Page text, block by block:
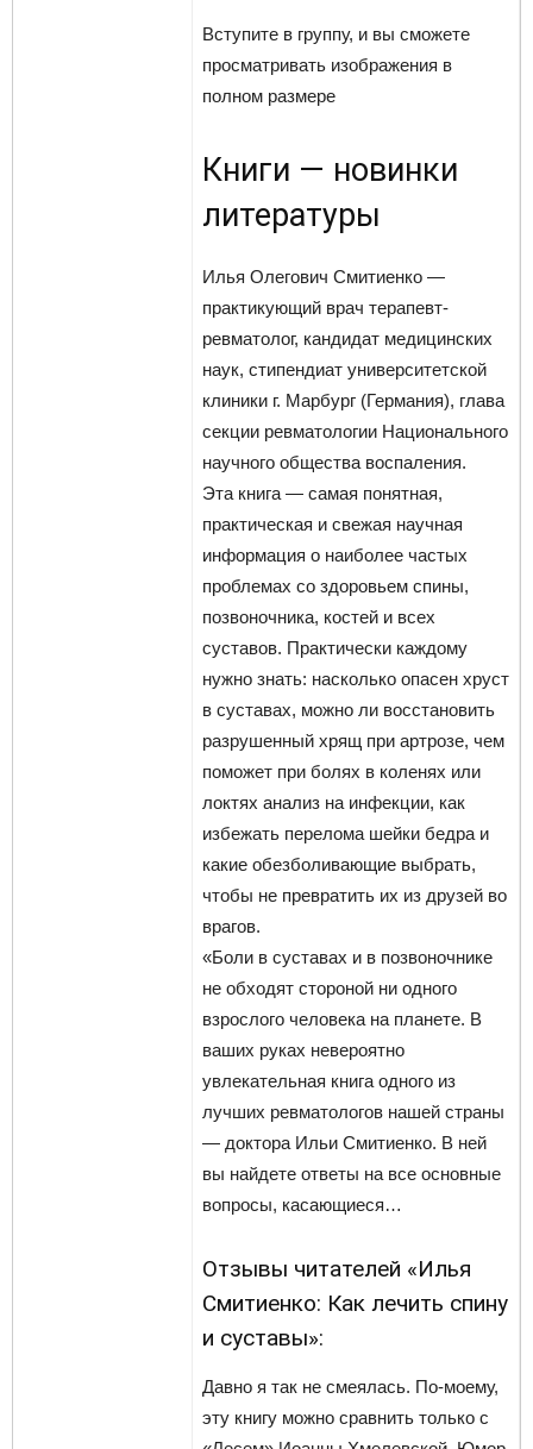
Вступите в группу, и вы сможете
просматривать изображения в
полном размере
Книги — новинки
литературы
Илья Олегович Смитиенко —
практикующий врач терапевт-
ревматолог, кандидат медицинских
наук, стипендиат университетской
клиники г. Марбург (Германия), глава
секции ревматологии Национального
научного общества воспаления.
Эта книга — самая понятная,
практическая и свежая научная
информация о наиболее частых
проблемах со здоровьем спины,
позвоночника, костей и всех
суставов. Практически каждому
нужно знать: насколько опасен хруст
в суставах, можно ли восстановить
разрушенный хрящ при артрозе, чем
поможет при болях в коленях или
локтях анализ на инфекции, как
избежать перелома шейки бедра и
какие обезболивающие выбрать,
чтобы не превратить их из друзей во
врагов.
«Боли в суставах и в позвоночнике
не обходят стороной ни одного
взрослого человека на планете. В
ваших руках невероятно
увлекательная книга одного из
лучших ревматологов нашей страны
— доктора Ильи Смитиенко. В ней
вы найдете ответы на все основные
вопросы, касающиеся…
Отзывы читателей «Илья
Смитиенко: Как лечить спину
и суставы»:
Давно я так не смеялась. По-моему,
эту книгу можно сравнить только с